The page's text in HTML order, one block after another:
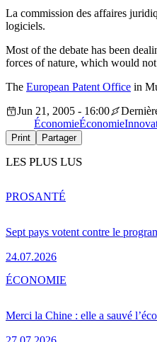
La commission des affaires
logiciels.
Most of the debate has been
forces of nature, which would
The European Patent Office in
Jun 21, 2005 - 16:00
ÉconomieÉconomie
Print Partager
LES PLUS LUS
Sept pays votent contre le
24.07.2026
PROSANTÉ
Merci la Chine : elle a sauvé
ÉCONOMIE